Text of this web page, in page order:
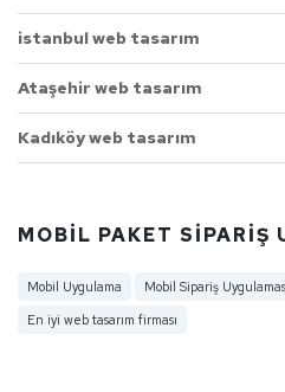
istanbul web tasarım
Ataşehir web tasarım
Kadıköy web tasarım
MOBIL PAKET SIPARIŞ
Mobil Uygulama Mobil Sipariş
En iyi web tasarım firması